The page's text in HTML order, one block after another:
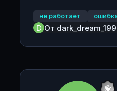
не работает ошибка
От